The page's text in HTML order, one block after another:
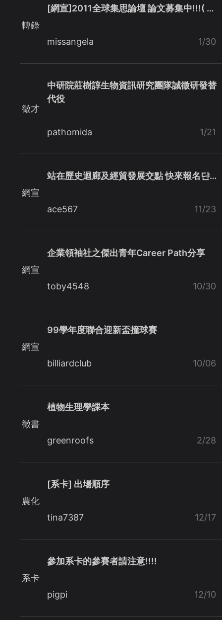
轉錄
[網宣]2011全球集思論壇 論文募集中!!!( …
missangela 1/30
徵才
中研院莊樹諄生物資訊研究團隊誠徵研發替
代役
pathomida 1/21
網宣
站在歷史迴廊及經貿發展交點 快來報名댠…
ace567 11/23
網宣
企業領袖社之傑出青年Career Path分享
toby4548 10/30
網宣
99學年度聯合迎新盃撞球賽
billiardclub 10/06
徵書
植物生理學課本
greenroofs 2/28
農化
[系卡] 出場順序
tina7387 12/17
系卡
參加系卡的參賽者請注意!!!!
pigpi 12/10